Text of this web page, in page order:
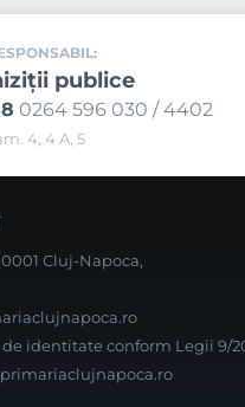
publice
0264 596 030 / 4402
4, 4 A, 5
Cluj-Napoca,
identitate conform Legii 9/